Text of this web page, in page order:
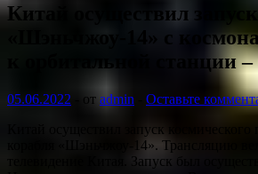
Китай осуществил
«Шэньчжоу-14» с
к орбитальной станции
05.06.2022 от admin
Оставьте
Китай осуществил запуск
корабля «Шэньчжоу-14». Трансляцию
телевидение Китая. Запуск был